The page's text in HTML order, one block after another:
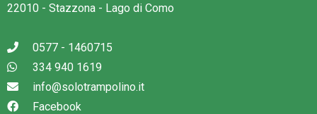
22010 - Stazzona - Lago di Como
0577 - 1460715
334 940 1619
info@solotrampolino.it
Facebook